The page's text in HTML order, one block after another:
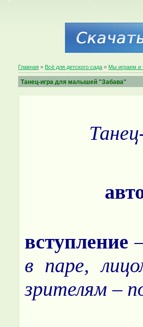
Главная » Всё для детского сада » Мы играем и
Танец-игра для малышей "Забава"
вступление
в паре,
зрителям –